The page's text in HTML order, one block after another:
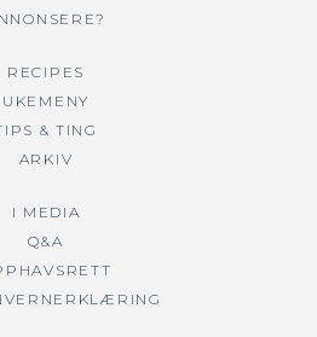
RECIPES
UKEMENY
& TING
ARKIV
I MEDIA
Q&A